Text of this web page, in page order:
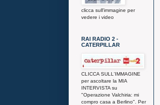
clicca sull'immagine per
vedere i video
RAI RADIO 2 -
CATERPILLAR
CLICCA SULL'IMMAGINE
per ascoltare la MIA
INTERVISTA su
"Operazione Valchiria: mi
compro casa a Berlino". Per